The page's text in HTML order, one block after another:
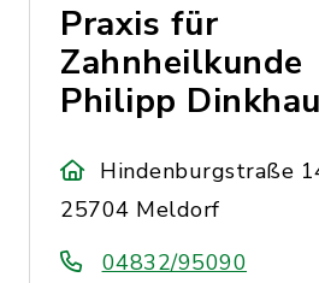
Praxis für
Zahnheilkunde
Philipp
Hindenburgstraße
25704 Meldorf
04832/95090